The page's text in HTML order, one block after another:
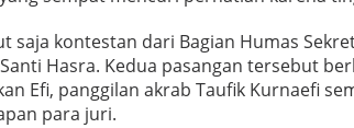
saja kontestan dari Bagian Humas
Hasra. Kedua pasangan tersebut
Efi, panggilan akrab Taufik Kurnaefi
para juri.